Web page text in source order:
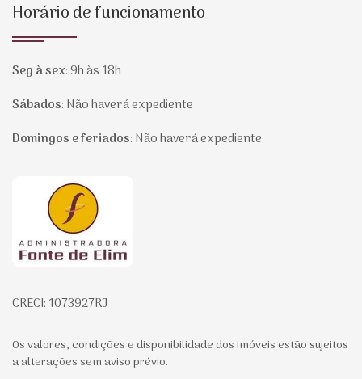
Horário de funcionamento
Seg à sex:9h às 18h
Sábados: Não haverá expediente
Domingos e feriados: Não haverá expediente
Página inicial
CRECI: 1073927RJ
Os valores, condições e disponibilidade dos imóveis estão sujeitos
a alterações sem aviso prévio.